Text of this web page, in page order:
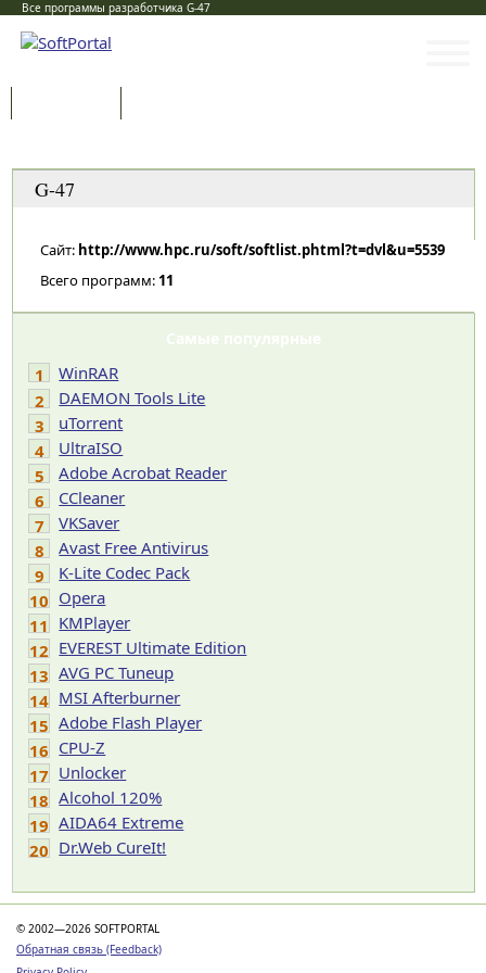
Все программы разработчика G-47
G-47
Сайт: http://www.hpc.ru/soft/softlist.phtml?t=dvl&u=5539
Всего программ: 11
Самые популярные
1
WinRAR
2
DAEMON Tools Lite
3
uTorrent
4
UltraISO
5
Adobe Acrobat Reader
6
CCleaner
7
VKSaver
8
Avast Free Antivirus
9
K-Lite Codec Pack
10 Opera
11 KMPlayer
12 EVEREST Ultimate Edition
13 AVG PC Tuneup
14 MSI Afterburner
15 Adobe Flash Player
16 CPU-Z
17 Unlocker
18 Alcohol 120%
19 AIDA64 Extreme
20 Dr.Web CureIt!
© 2002—2026 SOFTPORTAL
Обратная связь (Feedback)